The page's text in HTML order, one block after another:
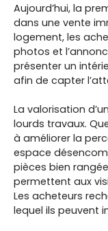
Aujourd’hui, la
dans une vente
logement, les
photos et
présenter un
afin de capter
La valorisation
lourds travaux.
à améliorer la
espace
pièces bien
permettent aux
Les acheteurs
lequel ils peuvent